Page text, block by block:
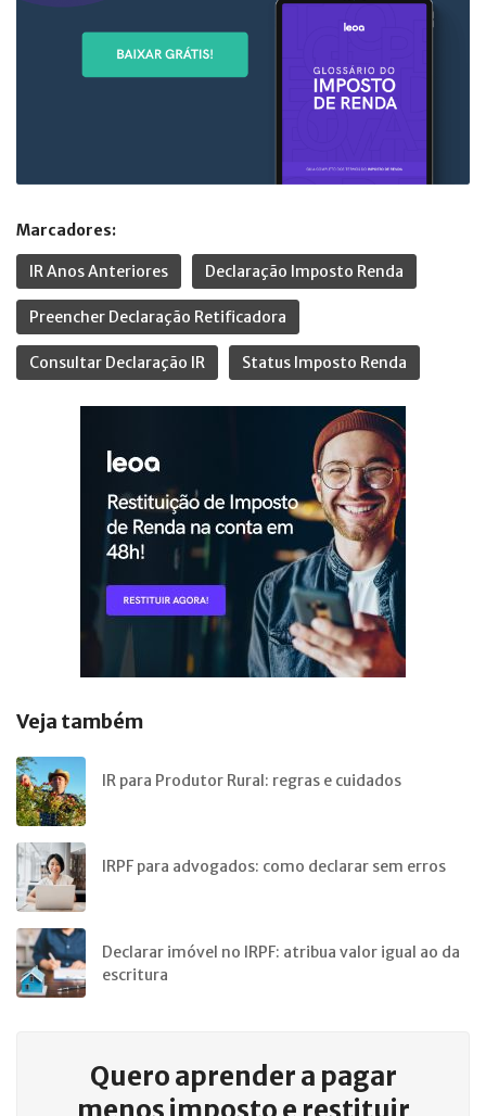
Marcadores:
IR Anos Anteriores Declaração Imposto Renda
Preencher Declaração Retificadora
Consultar Declaração IR Status Imposto Renda
Veja também
IR para Produtor Rural: regras e cuidados
IRPF para advogados: como declarar sem erros
Declarar imóvel no IRPF: atribua valor igual ao da
escritura
Quero aprender a pagar